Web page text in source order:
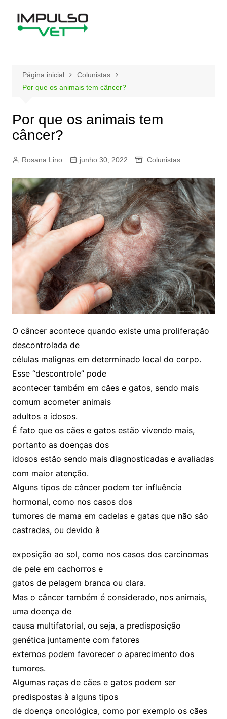
Página inicial
Colunistas
Por que os animais tem câncer?
Por que os animais tem
câncer?
Rosana Lino junho 30, 2022 Colunistas
O câncer acontece quando existe uma proliferação
descontrolada de
células malignas em determinado local do corpo.
Esse “descontrole” pode
acontecer também em cães e gatos, sendo mais
comum acometer animais
adultos a idosos.
É fato que os cães e gatos estão vivendo mais,
portanto as doenças dos
idosos estão sendo mais diagnosticadas e avaliadas
com maior atenção.
Alguns tipos de câncer podem ter influência
hormonal, como nos casos dos
tumores de mama em cadelas e gatas que não são
castradas, ou devido à
exposição ao sol, como nos casos dos carcinomas
de pele em cachorros e
gatos de pelagem branca ou clara.
Mas o câncer também é considerado, nos animais,
uma doença de
causa multifatorial, ou seja, a predisposição
genética juntamente com fatores
externos podem favorecer o aparecimento dos
tumores.
Algumas raças de cães e gatos podem ser
predispostas à alguns tipos
de doença oncológica, como por exemplo os cães